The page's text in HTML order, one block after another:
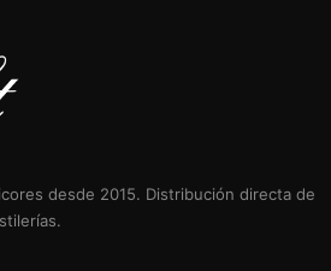
desde 2015. Distribución directa de